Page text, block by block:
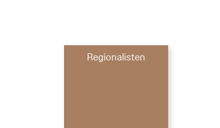
Regionalisten